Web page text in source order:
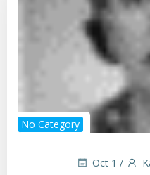
No Category
Oct 1 /